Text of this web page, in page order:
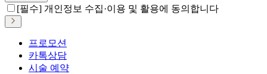
[필수] 개인정보 수집·이용 및 활용에 동의합니다
프로모션
카톡상담
시술 예약